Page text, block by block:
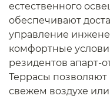
естественного
обеспечивают
управление
комфортные
резидентов апарт-
Террасы
свежем воздухе